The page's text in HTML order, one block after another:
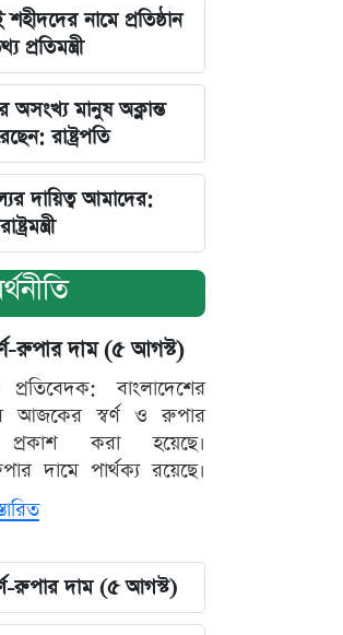
নামে প্রতিষ্ঠান
প্রতিমন্ত্রী
অসংখ্য মানুষ অক্লান্ত
রাষ্ট্রপতি
দায়িত্ব আমাদের:
রুপার দাম (৫ আগস্ট)
প্রতিবেদক: বাংলাদেশের
আজকের স্বর্ণ ও রুপার
করা হয়েছে।
দামে পার্থক্য রয়েছে।
রুপার দাম (৫ আগস্ট)